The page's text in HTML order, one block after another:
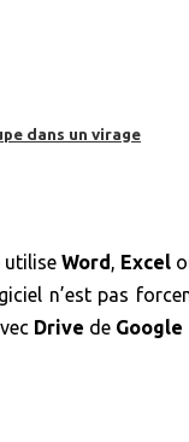
dans un virage
utilise Word , Excel
n’est pas
Drive de Google